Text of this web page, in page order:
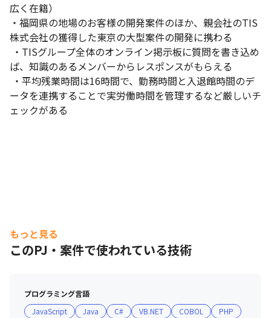
広く在籍）
・福岡県の地場のお客様の開発案件のほか、親会社のTIS
株式会社の獲得した東京の大型案件の開発に携わる
ば、知識のあるメンバーからレスポンスがもらえる
ータを連携することで実労働時間を管理するなど厳しいチ
ェックがある
もっと見る
このPJ・案件で使われている技術
プログラミング言語
JavaScript
Java C# VB.NET COBOL PHP